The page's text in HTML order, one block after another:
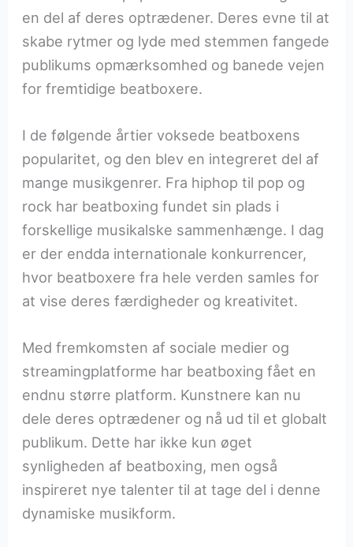
en del af deres optrædener. Deres evne til at
skabe rytmer og lyde med stemmen fangede
publikums opmærksomhed og banede vejen
for fremtidige beatboxere.
I de følgende årtier voksede beatboxens
popularitet, og den blev en integreret del af
mange musikgenrer. Fra hiphop til pop og
rock har beatboxing fundet sin plads i
forskellige musikalske sammenhænge. I dag
er der endda internationale konkurrencer,
hvor beatboxere fra hele verden samles for
at vise deres færdigheder og kreativitet.
Med fremkomsten af sociale medier og
streamingplatforme har beatboxing fået en
endnu større platform. Kunstnere kan nu
dele deres optrædener og nå ud til et globalt
publikum. Dette har ikke kun øget
synligheden af beatboxing, men også
inspireret nye talenter til at tage del i denne
dynamiske musikform.